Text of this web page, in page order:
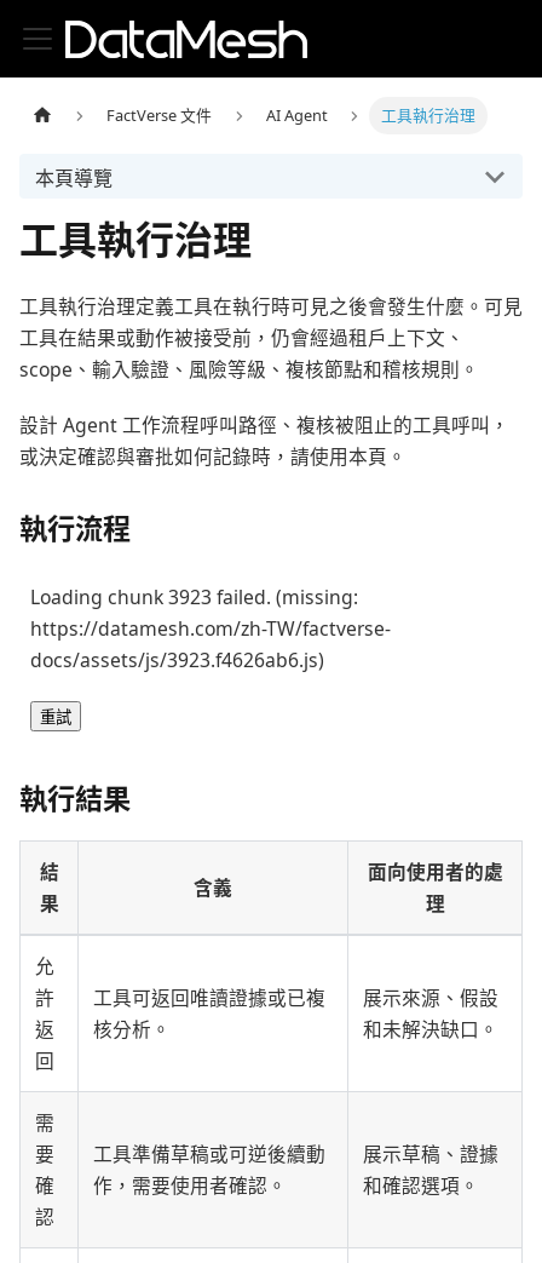
FactVerse 文件 AI Agent 工具執行治理
本頁導覽
工具執行治理
工具執行治理定義工具在執行時可見之後會發生什麼。可見
工具在結果或動作被接受前，仍會經過租戶上下文、
scope、輸入驗證、風險等級、複核節點和稽核規則。
設計 Agent 工作流程呼叫路徑、複核被阻止的工具呼叫，
或決定確認與審批如何記錄時，請使用本頁。
執行流程
Loading chunk 3923 failed. (missing:
https://datamesh.com/zh-TW/factverse-
docs/assets/js/3923.f4626ab6.js)
重試
執行結果
結
果
含義
面向使用者的處
理
允
許
返
回
工具可返回唯讀證據或已複
核分析。
展示來源、假設
和未解決缺口。
需
要
確
認
工具準備草稿或可逆後續動
作，需要使用者確認。
展示草稿、證據
和確認選項。